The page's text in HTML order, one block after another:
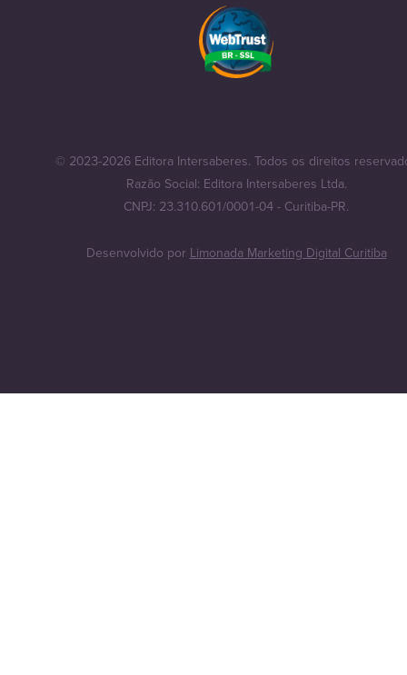
© 2023-2026 Editora Intersaberes. Todos os direitos
Razão Social: Editora Intersaberes Ltda.
CNPJ: 23.310.601/0001-04 - Curitiba-PR.
Desenvolvido porLimonada Marketing Digital Curitiba